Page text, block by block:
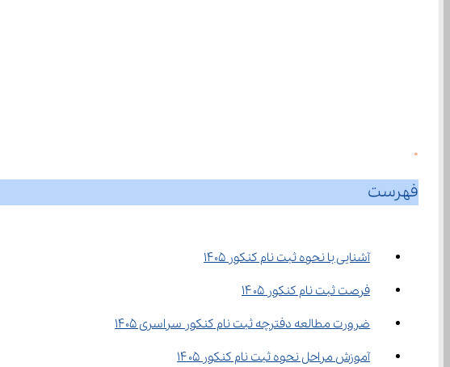
0
فهرست
آشنایی با نحوه ثبت نام کنکور 1405
فرصت ثبت نام کنکور ۱۴۰۵
ضرورت مطالعه دفترچه ثبت نام کنکور سراسری 1405
آموزش مراحل نحوه ثبت نام کنکور ۱۴۰۵